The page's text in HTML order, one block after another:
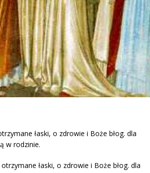
łaski, o zdrowie i Boże błog. dla
w rodzinie.
łaski, o zdrowie i Boże błog. dla